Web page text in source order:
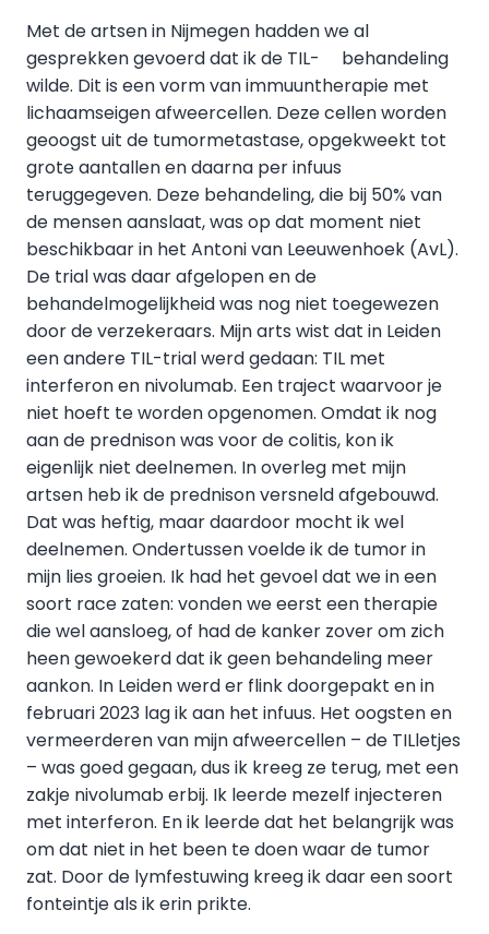
Met de artsen in Nijmegen hadden we al
gesprekken gevoerd dat ik de TIL- behandeling
wilde. Dit is een vorm van immuuntherapie met
lichaamseigen afweercellen. Deze cellen worden
geoogst uit de tumormetastase, opgekweekt tot
grote aantallen en daarna per infuus
teruggegeven. Deze behandeling, die bij 50% van
de mensen aanslaat, was op dat moment niet
beschikbaar in het Antoni van Leeuwenhoek (AvL).
De trial was daar afgelopen en de
behandelmogelijkheid was nog niet toegewezen
door de verzekeraars. Mijn arts wist dat in Leiden
een andere TIL-trial werd gedaan: TIL met
interferon en nivolumab. Een traject waarvoor je
niet hoeft te worden opgenomen. Omdat ik nog
aan de prednison was voor de colitis, kon ik
eigenlijk niet deelnemen. In overleg met mijn
artsen heb ik de prednison versneld afgebouwd.
Dat was heftig, maar daardoor mocht ik wel
deelnemen. Ondertussen voelde ik de tumor in
mijn lies groeien. Ik had het gevoel dat we in een
soort race zaten: vonden we eerst een therapie
die wel aansloeg, of had de kanker zover om zich
heen gewoekerd dat ik geen behandeling meer
aankon. In Leiden werd er flink doorgepakt en in
februari 2023 lag ik aan het infuus. Het oogsten en
vermeerderen van mijn afweercellen – de TILletjes
– was goed gegaan, dus ik kreeg ze terug, met een
zakje nivolumab erbij. Ik leerde mezelf injecteren
met interferon. En ik leerde dat het belangrijk was
om dat niet in het been te doen waar de tumor
zat. Door de lymfestuwing kreeg ik daar een soort
fonteintje als ik erin prikte.